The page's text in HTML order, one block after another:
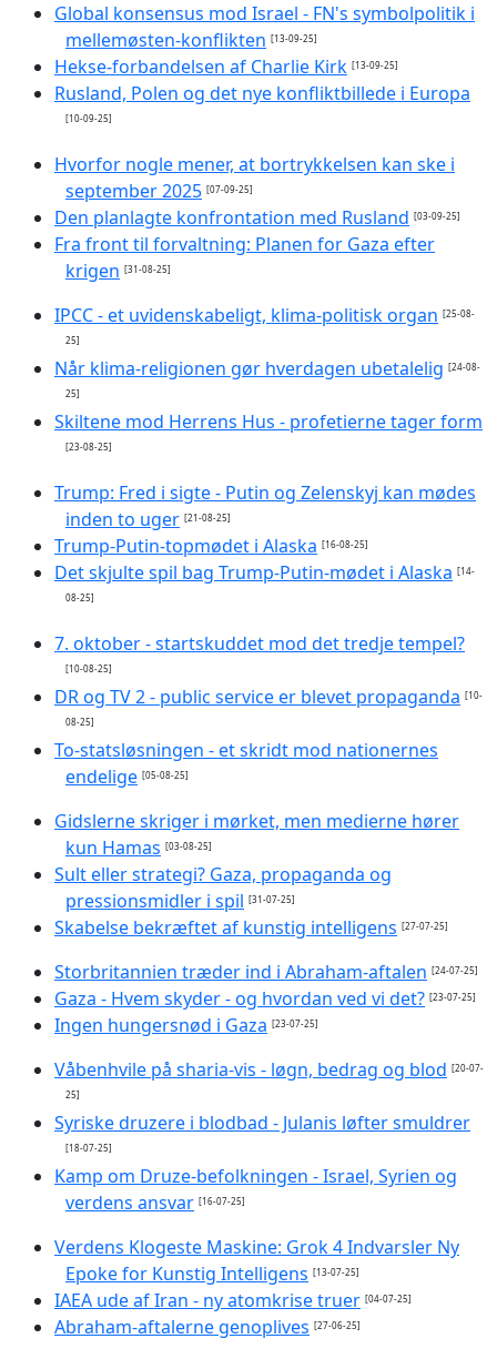
Global konsensus mod Israel - FN's symbolpolitik i
mellemøsten-konflikten [13-09-25]
Hekse-forbandelsen af Charlie Kirk [13-09-25]
Rusland, Polen og det nye konfliktbillede i Europa
[10-09-25]
Hvorfor nogle mener, at bortrykkelsen kan ske i
september 2025 [07-09-25]
Den planlagte konfrontation med Rusland [03-09-25]
Fra front til forvaltning: Planen for Gaza efter
krigen [31-08-25]
IPCC - et uvidenskabeligt, klima-politisk organ [25-08-
25]
Når klima-religionen gør hverdagen ubetalelig [24-08-
25]
Skiltene mod Herrens Hus - profetierne tager form
[23-08-25]
Trump: Fred i sigte - Putin og Zelenskyj kan mødes
inden to uger [21-08-25]
Trump-Putin-topmødet i Alaska [16-08-25]
Det skjulte spil bag Trump-Putin-mødet i Alaska [14-
08-25]
7. oktober - startskuddet mod det tredje tempel?
[10-08-25]
DR og TV 2 - public service er blevet propaganda [10-
08-25]
To-statsløsningen - et skridt mod nationernes
endelige [05-08-25]
Gidslerne skriger i mørket, men medierne hører
kun Hamas [03-08-25]
Sult eller strategi? Gaza, propaganda og
pressionsmidler i spil [31-07-25]
Skabelse bekræftet af kunstig intelligens [27-07-25]
Storbritannien træder ind i Abraham-aftalen [24-07-25]
Gaza - Hvem skyder - og hvordan ved vi det? [23-07-25]
Ingen hungersnød i Gaza [23-07-25]
Våbenhvile på sharia-vis - løgn, bedrag og blod [20-07-
25]
Syriske druzere i blodbad - Julanis løfter smuldrer
[18-07-25]
Kamp om Druze-befolkningen - Israel, Syrien og
verdens ansvar [16-07-25]
Verdens Klogeste Maskine: Grok 4 Indvarsler Ny
Epoke for Kunstig Intelligens [13-07-25]
IAEA ude af Iran - ny atomkrise truer [04-07-25]
Abraham-aftalerne genoplives [27-06-25]